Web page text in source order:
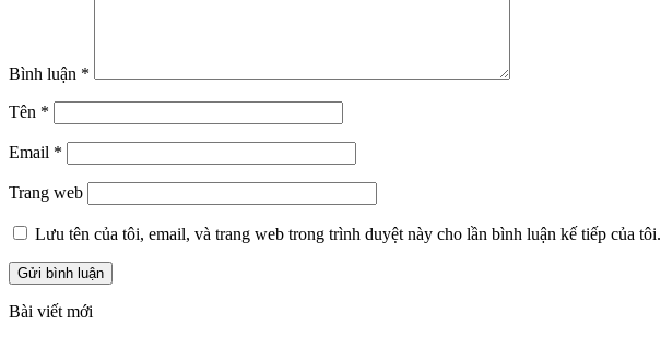
Bình luận *
Tên *
Email *
Trang web
Lưu tên của tôi, email, và trang web trong trình duyệt này cho lần bình luận kế tiếp của tôi.
Bài viết mới